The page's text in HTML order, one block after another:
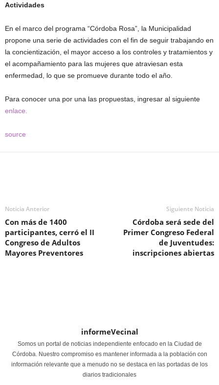
Actividades
En el marco del programa “Córdoba Rosa”, la Municipalidad
propone una serie de actividades con el fin de seguir trabajando en
la concientización, el mayor acceso a los controles y tratamientos y
el acompañamiento para las mujeres que atraviesan esta
enfermedad, lo que se promueve durante todo el año.
Para conocer una por una las propuestas, ingresar al siguiente
enlace.
source
Noticia Anterior
Con más de 1400
participantes, cerró el II
Congreso de Adultos
Mayores Preventores
Siguiente Noticia
Córdoba será sede del
Primer Congreso Federal
de Juventudes:
inscripciones abiertas
informeVecinal
Somos un portal de noticias independiente enfocado en la Ciudad de
Córdoba. Nuestro compromiso es mantener informada a la población con
información relevante que a menudo no se destaca en las portadas de los
diarios tradicionales